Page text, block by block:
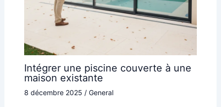
Intégrer une piscine couverte à une
maison existante
8 décembre 2025 / General